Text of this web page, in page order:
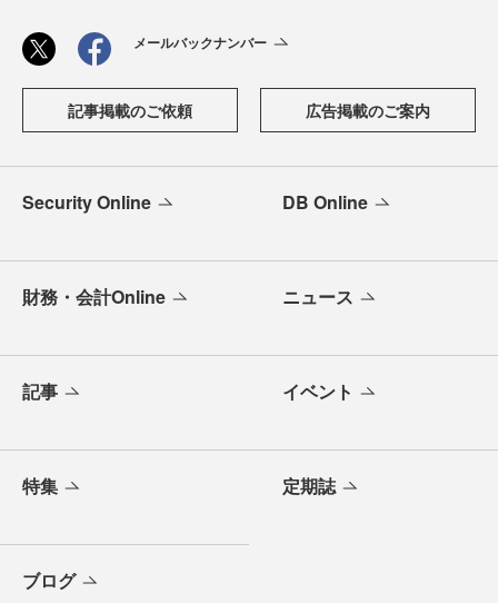
メールバックナンバー
記事掲載のご依頼 広告掲載のご案内
Security Online DB Online
財務・会計Online ニュース
記事 イベント
特集 定期誌
ブログ